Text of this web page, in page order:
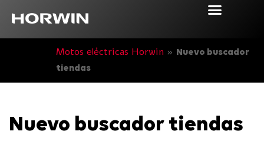
Motos eléctricas Horwin »
Nuevo buscador
tiendas
Nuevo buscador tiendas